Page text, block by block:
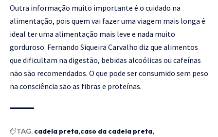
Outra informação muito importante é o cuidado na
alimentação, pois quem vai fazer uma viagem mais longa é
ideal ter uma alimentação mais leve e nada muito
gorduroso. Fernando Siqueira Carvalho diz que alimentos
que dificultam na digestão, bebidas alcoólicas ou cafeínas
não são recomendados. O que pode ser consumido sem peso
na consciência são as fibras e proteínas.
TAG: cadela preta caso da cadela preta